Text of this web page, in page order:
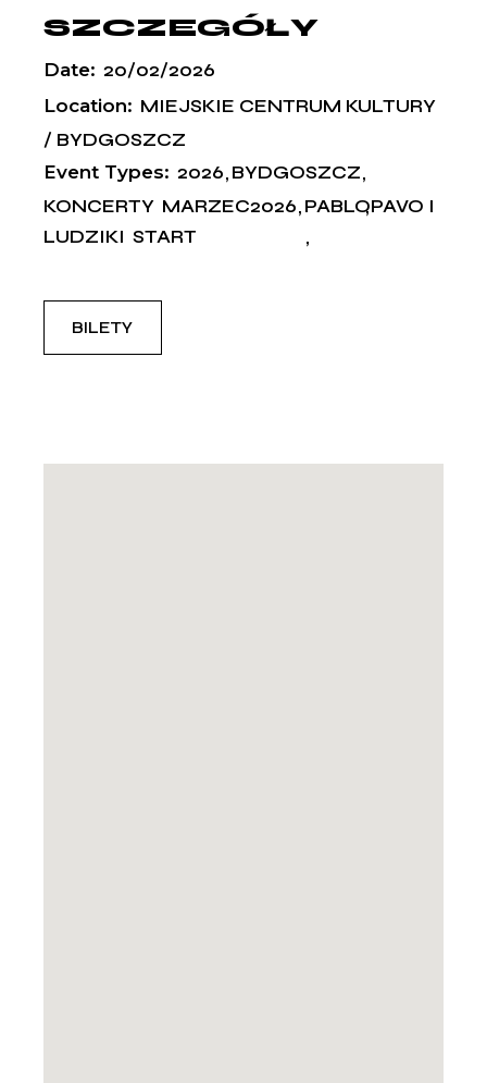
SZCZEGÓŁY
Date: 20/02/2026
Location: MIEJSKIE CENTRUM KULTURY
/ BYDGOSZCZ
Event Types: 2026 BYDGOSZCZ
KONCERTY MARZEC2026 PABLOPAVO I
LUDZIKI START
BILETY